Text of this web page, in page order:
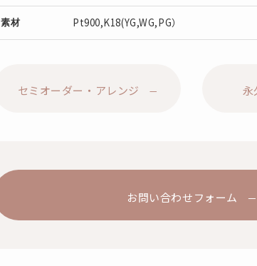
素材 Pt900,K18(YG,WG,PG）
セミオーダー・アレンジ 永
お問い合わせフォーム